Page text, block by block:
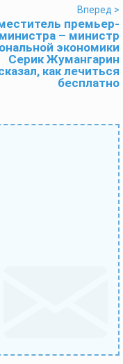
Вперед >
премьер-
министра – министр
экономики
Серик Жумангарин
как лечиться
бесплатно